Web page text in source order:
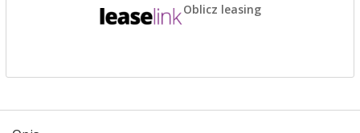
Oblicz leasing